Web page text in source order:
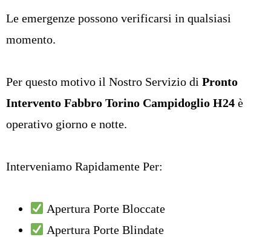
Le emergenze possono verificarsi in qualsiasi
momento.
Per questo motivo il Nostro Servizio di Pronto
Intervento Fabbro Torino Campidoglio H24 è
operativo giorno e notte.
Interveniamo Rapidamente Per:
Apertura Porte Bloccate
Apertura Porte Blindate